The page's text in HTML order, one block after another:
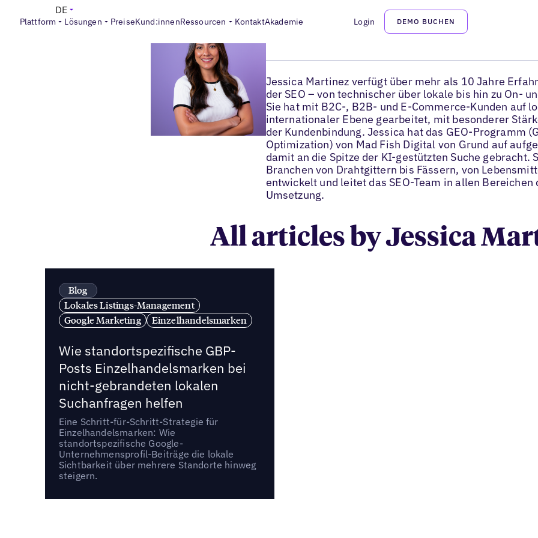
Plattform Lösungen PreiseKund:innenRessourcen KontaktAkademie Login DEMO BUCHEN
DE
Jessica Martinez
Jessica Martinez verfügt über mehr als 10 Jahre
der SEO – von technischer über lokale bis hin zu On-
Sie hat mit B2C-, B2B- und E-Commerce-Kunden auf
internationaler Ebene gearbeitet, mit besonderer
der Kundenbindung. Jessica hat das GEO-Programm
Optimization) von Mad Fish Digital von Grund auf
damit an die Spitze der KI-gestützten Suche gebracht.
Branchen von Drahtgittern bis Fässern, von
entwickelt und leitet das SEO-Team in allen Bereichen
Umsetzung.
All articles by Jessica
Blog
Lokales Listings-Management
Google Marketing
Einzelhandelsmarken
Wie standortspezifische GBP-
Posts Einzelhandelsmarken bei
nicht-gebrandeten lokalen
Suchanfragen helfen
Eine Schritt-für-Schritt-Strategie für
Einzelhandelsmarken: Wie
standortspezifische Google-
Unternehmensprofil-Beiträge die lokale
Sichtbarkeit über mehrere Standorte hinweg
steigern.